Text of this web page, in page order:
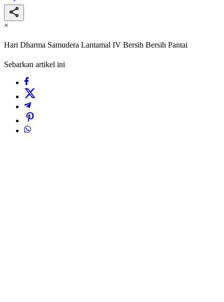
×
Hari Dharma Samudera Lantamal IV Bersih Bersih Pantai
Sebarkan artikel ini